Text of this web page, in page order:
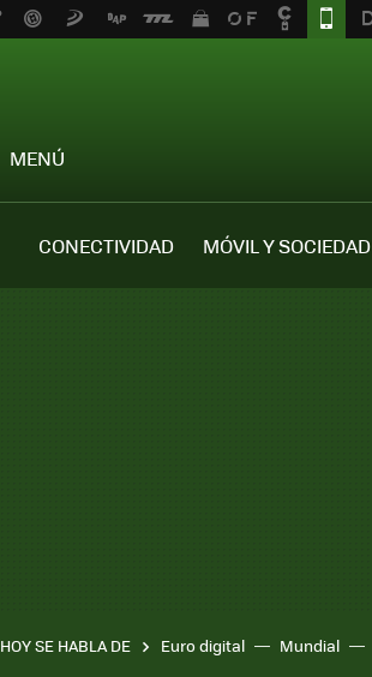
MENÚ
CONECTIVIDAD MÓVIL Y SOCIEDAD
HOY SE HABLA DE Euro digital Mundial